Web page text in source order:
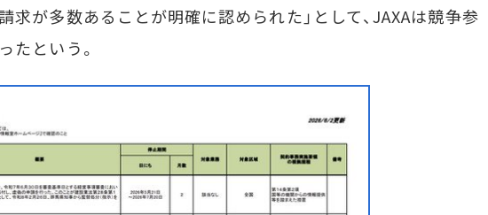
求が多数あることが明確に認められた」として、JAXAは競争参
たという。